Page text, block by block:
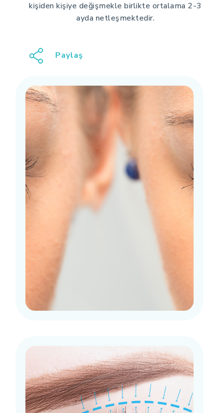
kişiden kişiye değişmekle birlikte ortalama 2-3
ayda netleşmektedir.
Paylaş